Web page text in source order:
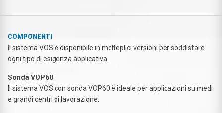
COMPONENTI
Il sistema VOS è disponibile in molteplici versioni per soddisfare
ogni tipo di esigenza applicativa.
Sonda VOP60
Il sistema VOS con sonda VOP60 è ideale per applicazioni su medi
e grandi centri di lavorazione.